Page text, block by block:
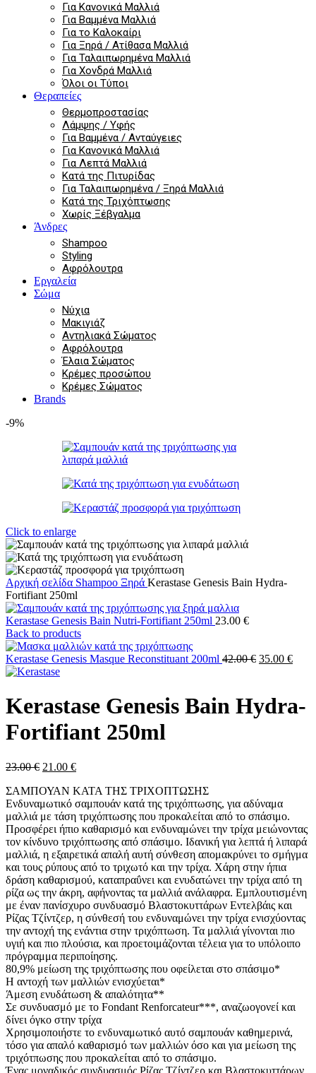
Για Κανονικά Μαλλιά
Για Βαμμένα Μαλλιά
Για το Καλοκαίρι
Για Ξηρά / Ατίθασα Μαλλιά
Για Ταλαιπωρημένα Μαλλιά
Για Χονδρά Μαλλιά
Όλοι οι Τύποι
Θεραπείες
Θερμοπροστασίας
Λάμψης / Υφής
Για Βαμμένα / Ανταύγειες
Για Κανονικά Μαλλιά
Για Λεπτά Μαλλιά
Κατά της Πιτυρίδας
Για Ταλαιπωρημένα / Ξηρά Μαλλιά
Κατά της Τριχόπτωσης
Χωρίς Ξέβγαλμα
Άνδρες
Shampoo
Styling
Αφρόλουτρα
Εργαλεία
Σώμα
Νύχια
Μακιγιάζ
Αντηλιακά Σώματος
Αφρόλουτρα
Έλαια Σώματος
Κρέμες προσώπου
Κρέμες Σώματος
Brands
-9%
Click to enlarge
Αρχική σελίδα Shampoo Ξηρά Kerastase Genesis Bain Hydra-
Fortifiant 250ml
Kerastase Genesis Bain Nutri-Fortifiant 250ml 23.00 €
Back to products
Kerastase Genesis Masque Reconstituant 200ml 42.00€ Original
42.00 €.
35.00 €Η
Kerastase Genesis Bain Hydra-
Fortifiant 250ml
23.00€ Original
was:
23.00 €.
21.00 €Η
τιμή
είναι:
21.00 €.
ΣΑΜΠΟΥΑΝ ΚΑΤΑ ΤΗΣ ΤΡΙΧΟΠΤΩΣΗΣ
Ενδυναμωτικό σαμπουάν κατά της τριχόπτωσης, για αδύναμα
μαλλιά με τάση τριχόπτωσης που προκαλείται από το σπάσιμο.
Προσφέρει ήπιο καθαρισμό και ενδυναμώνει την τρίχα μειώνοντας
τον κίνδυνο τριχόπτωσης από σπάσιμο. Ιδανική για λεπτά ή λιπαρά
μαλλιά, η εξαιρετικά απαλή αυτή σύνθεση απομακρύνει το σμήγμα
και τους ρύπους από το τριχωτό και την τρίχα. Χάρη στην ήπια
δράση καθαρισμού, καταπραΰνει και ενυδατώνει την τρίχα από τη
ρίζα ως την άκρη, αφήνοντας τα μαλλιά ανάλαφρα. Εμπλουτισμένη
με έναν πανίσχυρο συνδυασμό Βλαστοκυττάρων Εντελβάις και
Ρίζας Τζίντζερ, η σύνθεσή του ενδυναμώνει την τρίχα ενισχύοντας
την αντοχή της ενάντια στην τριχόπτωση. Τα μαλλιά γίνονται πιο
υγιή και πιο πλούσια, και προετοιμάζονται τέλεια για το υπόλοιπο
πρόγραμμα περιποίησης.
80,9% μείωση της τριχόπτωσης που οφείλεται στο σπάσιμο*
Η αντοχή των μαλλιών ενισχύεται*
Άμεση ενυδάτωση & απαλότητα**
Σε συνδυασμό με το Fondant Renforcateur***, αναζωογονεί και
δίνει όγκο στην τρίχα
Χρησιμοποιήστε το ενδυναμωτικό αυτό σαμπουάν καθημερινά,
τόσο για απαλό καθαρισμό των μαλλιών όσο και για μείωση της
τριχότπωσης που προκαλείται από το σπάσιμο.
Ένας μοναδικός συνδυασμός Ρίζας Τζίντζερ και Βλαστοκυττάρων